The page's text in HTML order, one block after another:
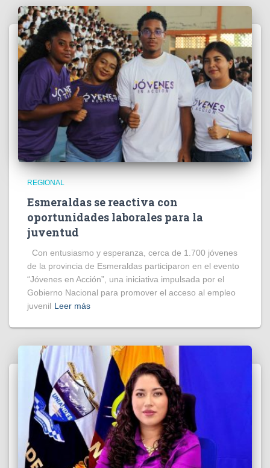
REGIONAL
Esmeraldas se reactiva con
oportunidades laborales para la
juventud
Con entusiasmo y esperanza, cerca de 1.700 jóvenes
de la provincia de Esmeraldas participaron en el evento
“Jóvenes en Acción”, una iniciativa impulsada por el
Gobierno Nacional para promover el acceso al empleo
juvenil Leer más